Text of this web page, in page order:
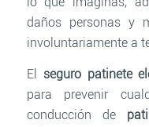
daños personas y
involuntariamente a
El seguro patinete
para prevenir
conducción de